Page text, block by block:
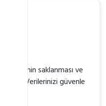
verinin saklanması ve
Verilerinizi güvenle